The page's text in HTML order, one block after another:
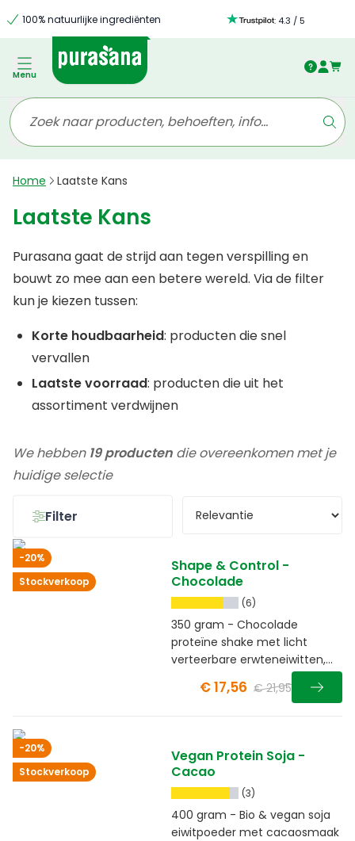
100% natuurlijke ingrediënten : 4.3 /5
Menu
Home Laatste Kans
Laatste Kans
Purasana gaat de strijd aan tegen verspilling en
bouwt zo mee aan een betere wereld. Via de filter
kun je kiezen tussen:
Korte houdbaarheid: producten die snel
vervallen
Laatste voorraad: producten die uit het
assortiment verdwijnen
We hebben 19 producten die overeenkomen met je
huidige selectie
Filter
-20%
Stockverkoop
Shape & Control -
Chocolade
(6)
350 gram - Chocolade
proteïne shake met licht
verteerbare erwteneiwitten,
vezels en guarana
€ 17,56 € 21,95
-20%
Stockverkoop
Vegan Protein Soja -
Cacao
(3)
400 gram - Bio & vegan soja
eiwitpoeder met cacaosmaak